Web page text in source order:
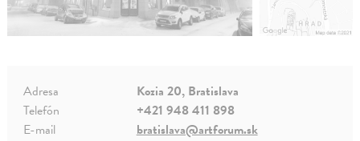
Adresa
Kozia 20, Bratislava
Telefón
+421 948 411 898
E-mail
bratislava@artforum.sk